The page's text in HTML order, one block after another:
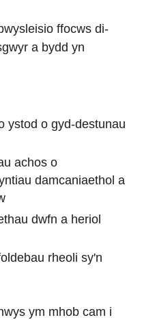
ffocws di-
a bydd yn
ystod o gyd-destunau
achos o
damcaniaethol a
dwfn a heriol
rheoli sy'n
ym mhob cam i